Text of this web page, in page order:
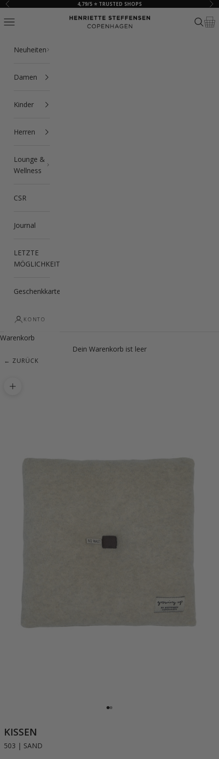
Zum Inhalt springen
Zurück 4,79/5 ⭐ TRUSTED SHOPS Vor
HSCPH
Navigationsmenü öffnen Suche
Neuheiten
Damen
Kinder
Herren
Lounge &
Wellness
CSR
Journal
LETZTE
MÖGLICHKEIT
Geschenkkarte
KONTO
Warenkorb
Dein Warenkorb ist leer
← ZURÜCK
Bild vergrößern
Gehe zu Element 1
Gehe zu Element 2
KISSEN
503 | SAND